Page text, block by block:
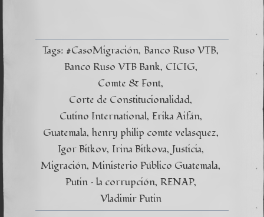
Tags: #CasoMigración Banco Ruso VTB
Banco Ruso VTB Bank CICIG
Comte & Font
Corte de Constitucionalidad
Cutino International Erika Aifán
Guatemala henry philip comte velasquez
Igor Bitkov Irina Bitkova Justicia
Migración Ministerio Público Guatemala
Putin – la corrupción RENAP
Vladimir Putin